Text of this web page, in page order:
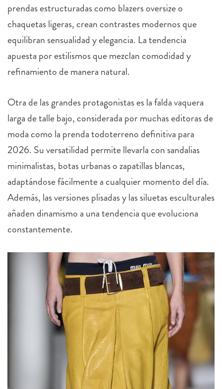
prendas estructuradas como blazers oversize o
chaquetas ligeras, crean contrastes modernos que
equilibran sensualidad y elegancia. La tendencia
apuesta por estilismos que mezclan comodidad y
refinamiento de manera natural.
Otra de las grandes protagonistas es la falda vaquera
larga de talle bajo, considerada por muchas editoras de
moda como la prenda todoterreno definitiva para
2026. Su versatilidad permite llevarla con sandalias
minimalistas, botas urbanas o zapatillas blancas,
adaptándose fácilmente a cualquier momento del día.
Además, las versiones plisadas y las siluetas esculturales
añaden dinamismo a una tendencia que evoluciona
constantemente.